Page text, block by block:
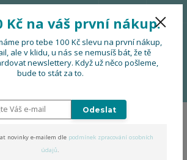
Menu
0 Kč
s ptáčkem
Kč na váš první nákup.
pro tebe 100 Kč slevu na první nákup,
ale v klidu, u nás se nemusíš bát, že tě
newslettery. Když už něco pošleme,
bude to stát za to.
Odeslat
novinky e-mailem dle podmínek zpracování osobních
údajů.